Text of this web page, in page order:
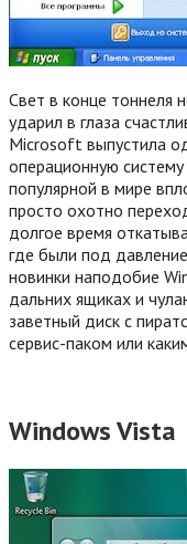
Свет в конце тоннеля
ударил в глаза
Microsoft выпустила
операционную
популярной в мире
просто охотно
долгое время
где были под
новинки наподобие
дальних ящиках и
заветный диск с
сервис-паком или
Windows Vista